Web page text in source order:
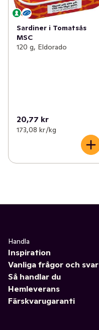
Sardiner i Tomatsås
MSC
120 g, Eldorado
20,77 kr
173,08 kr /kg
Handla
Inspiration
Vanliga frågor och svar
Så handlar du
Hemleverans
Färskvarugaranti